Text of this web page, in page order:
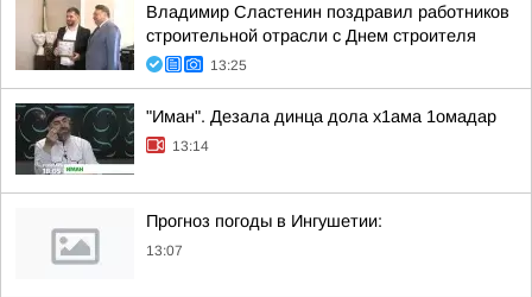
Владимир Сластенин поздравил работников
строительной отрасли с Днем строителя
13:25
"Иман". Дезала динца дола х1ама 1омадар
13:14
Прогноз погоды в Ингушетии:
13:07